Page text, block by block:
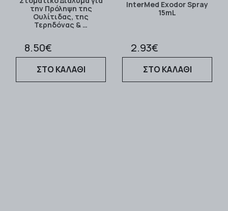
την Πρόληψη της
Ουλίτιδας, της
Τερηδόνας & …
8.50€
ΣΤΟ ΚΑΛΑΘΙ
InterMed Exodor Spray
15mL
2.93€
ΣΤΟ ΚΑΛΑΘΙ